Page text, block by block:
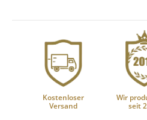
Kostenloser
Versand
Wir
seit